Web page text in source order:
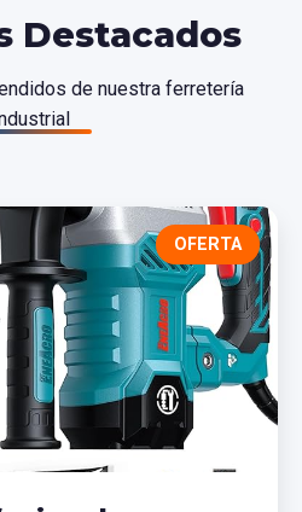
Destacados
de nuestra ferretería
OFERTA